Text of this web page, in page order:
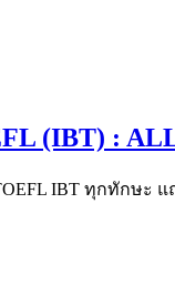
(IBT) :
IBT ทุกทักษะ